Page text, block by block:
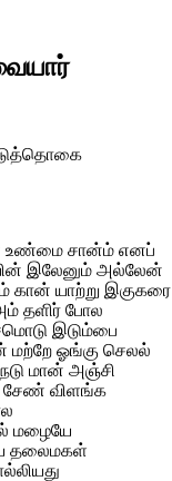
உண்மை சான்ம் எனப்
இலேனும் அல்லேன்
கான் யாற்று இகுகரை
தளிர் போல
இடும்பை
ஓங்கு செலல்
மான் அஞ்சி
சேண் விளங்க
மழையே
தலைமகள்